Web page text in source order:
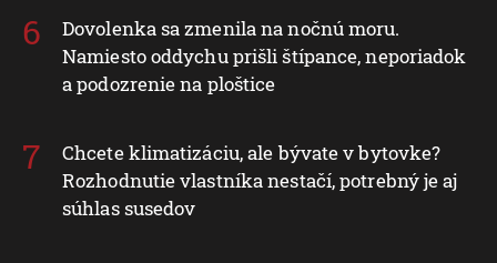
Dovolenka sa zmenila na nočnú moru.
Namiesto oddychu prišli štípance, neporiadok
a podozrenie na ploštice
Chcete klimatizáciu, ale bývate v bytovke?
Rozhodnutie vlastníka nestačí, potrebný je aj
súhlas susedov